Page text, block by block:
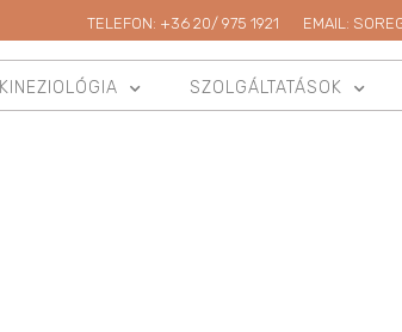
TELEFON: +36 20/ 975 1921 EMAIL:
KINEZIOLÓGIA SZOLGÁLTATÁSOK